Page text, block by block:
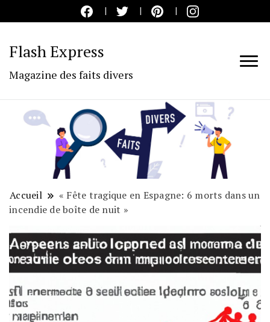
Flash Express
Magazine des faits divers
Accueil
« Fête tragique en Espagne: 6 morts dans un
incendie de boîte de nuit »